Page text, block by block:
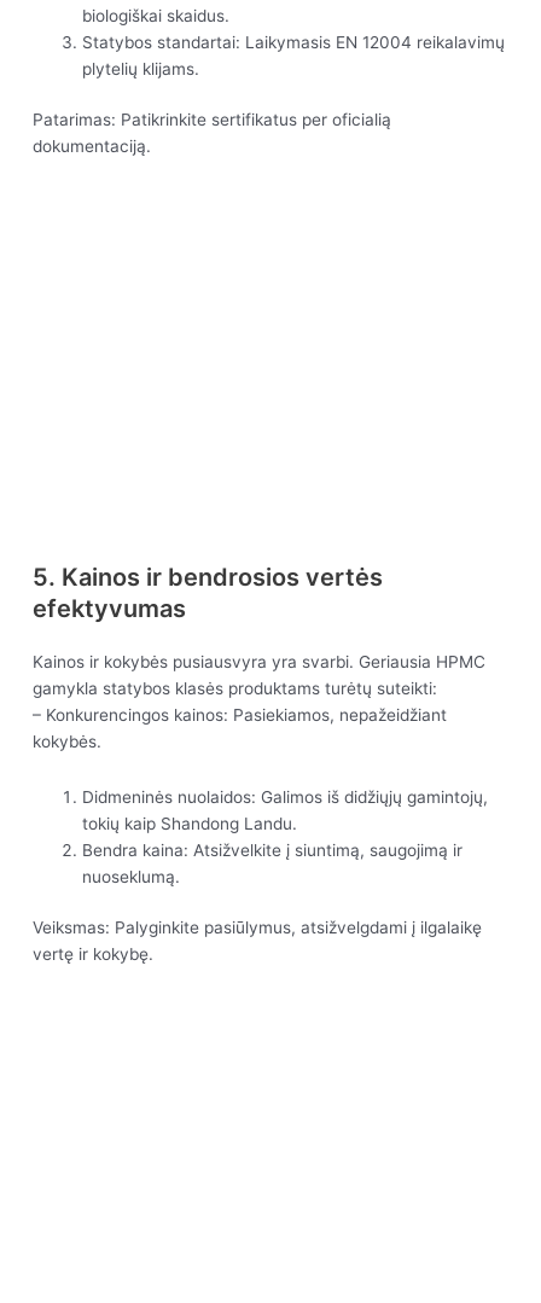
biologiškai skaidus.
Statybos standartai: Laikymasis EN 12004 reikalavimų
plytelių klijams.
Patarimas: Patikrinkite sertifikatus per oficialią
dokumentaciją.
5. Kainos ir bendrosios vertės
efektyvumas
Kainos ir kokybės pusiausvyra yra svarbi. Geriausia HPMC
gamykla statybos klasės produktams turėtų suteikti:
– Konkurencingos kainos: Pasiekiamos, nepažeidžiant
kokybės.
Didmeninės nuolaidos: Galimos iš didžiųjų gamintojų,
tokių kaip Shandong Landu.
Bendra kaina: Atsižvelkite į siuntimą, saugojimą ir
nuoseklumą.
Veiksmas: Palyginkite pasiūlymus, atsižvelgdami į ilgalaikę
vertę ir kokybę.